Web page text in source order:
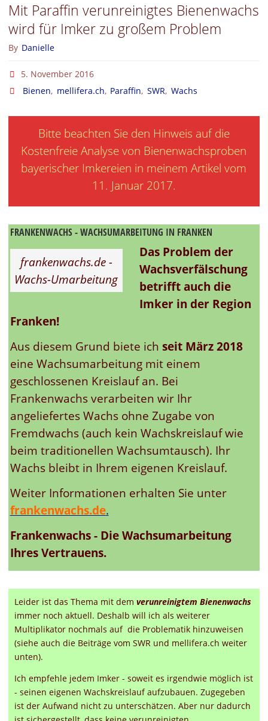
bayerischer
Imkereien"
Mit Paraffin verunreinigtes Bienenwachs
wird für Imker zu großem Problem
By Danielle
5. November 2016
Bienen, mellifera.ch, Paraffin, SWR, Wachs
Bitte beachten Sie den Hinweis auf die
Kostenfreie Analyse von Bienenwachsproben
bayerischer Imkereien in meinem Artikel vom
11. Januar 2017.
FRANKENWACHS - WACHSUMARBEITUNG IN FRANKEN
frankenwachs.de -
Wachs-Umarbeitung
Das Problem der
Wachsverfälschung
betrifft auch die
Imker in der Region
Franken!
Aus diesem Grund biete ich seit März 2018
eine Wachsumarbeitung mit einem
geschlossenen Kreislauf an. Bei
Frankenwachs verarbeiten wir Ihr
angeliefertes Wachs ohne Zugabe von
Fremdwachs (auch kein Wachskreislauf wie
beim traditionellen Wachsumtausch). Ihr
Wachs bleibt in Ihrem eigenen Kreislauf.
Weiter Informationen erhalten Sie unter
frankenwachs.de.
Frankenwachs - Die Wachsumarbeitung
Ihres Vertrauens.
Leider ist das Thema mit dem verunreinigtem Bienenwachs
immer noch aktuell. Deshalb will ich als weiterer
Multiplikator nochmals auf die Problematik hinzuweisen
(siehe auch die Beiträge vom SWR und mellifera.ch weiter
unten).
Ich empfehle jedem Imker - soweit es irgendwie möglich ist
- seinen eigenen Wachskreislauf aufzubauen. Zugegeben
ist der Aufwand nicht zu unterschätzen. Aber nur dadurch